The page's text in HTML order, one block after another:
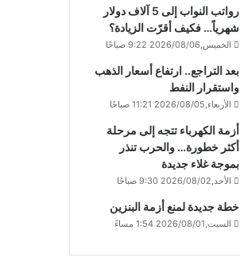
رواتب النواب إلى 5 آلاف دولار
شهرياً… فكيف أقرّت الزيادة؟
الخميس,2026/08/06 9:22 صباحًا
بعد التراجع.. ارتفاع أسعار الذهب
واستقرار النفط
الأربعاء,2026/08/05 11:21 صباحًا
أزمة الكهرباء تتجه إلى مرحلة
أكثر خطورة… والحرب تنذر
بموجة غلاء جديدة
الأحد,2026/08/02 9:30 صباحًا
خطة جديدة لمنع أزمة البنزين
السبت,2026/08/01 1:54 مساءً